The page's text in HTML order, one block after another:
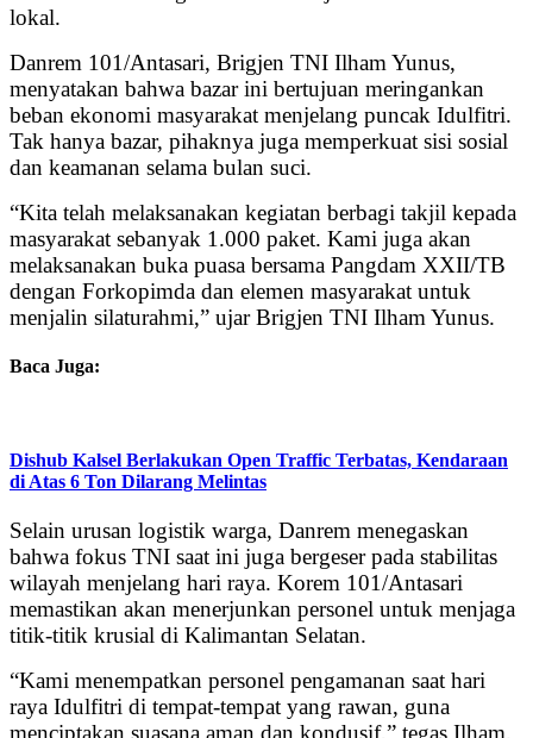
lokal.
Danrem 101/Antasari, Brigjen TNI Ilham Yunus,
menyatakan bahwa bazar ini bertujuan meringankan
beban ekonomi masyarakat menjelang puncak Idulfitri.
Tak hanya bazar, pihaknya juga memperkuat sisi sosial
dan keamanan selama bulan suci.
“Kita telah melaksanakan kegiatan berbagi takjil kepada
masyarakat sebanyak 1.000 paket. Kami juga akan
melaksanakan buka puasa bersama Pangdam XXII/TB
dengan Forkopimda dan elemen masyarakat untuk
menjalin silaturahmi,” ujar Brigjen TNI Ilham Yunus.
Baca Juga:
Dishub Kalsel Berlakukan Open Traffic Terbatas, Kendaraan
di Atas 6 Ton Dilarang Melintas
Selain urusan logistik warga, Danrem menegaskan
bahwa fokus TNI saat ini juga bergeser pada stabilitas
wilayah menjelang hari raya. Korem 101/Antasari
memastikan akan menerjunkan personel untuk menjaga
titik-titik krusial di Kalimantan Selatan.
“Kami menempatkan personel pengamanan saat hari
raya Idulfitri di tempat-tempat yang rawan, guna
menciptakan suasana aman dan kondusif,” tegas Ilham.